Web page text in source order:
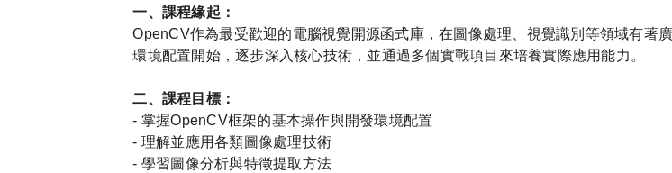
一、課程緣起：
OpenCV作為最受歡迎的電腦視覺開源函式庫，在圖像處理、視覺識別等領域有著
環境配置開始，逐步深入核心技術，並通過多個實戰項目來培養實際應用能力。
二、課程目標：
- 掌握OpenCV框架的基本操作與開發環境配置
- 理解並應用各類圖像處理技術
- 學習圖像分析與特徵提取方法